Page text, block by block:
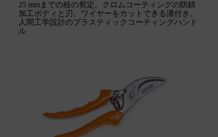
25 mmまでの枝の剪定。クロムコーティングの防錆
加工ボディと刃。ワイヤーをカットできる溝付き。
人間工学設計のプラスティックコーティングハンド
ル